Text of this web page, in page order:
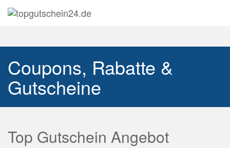
Coupons, Rabatte &
Gutscheine
Top Gutschein Angebot